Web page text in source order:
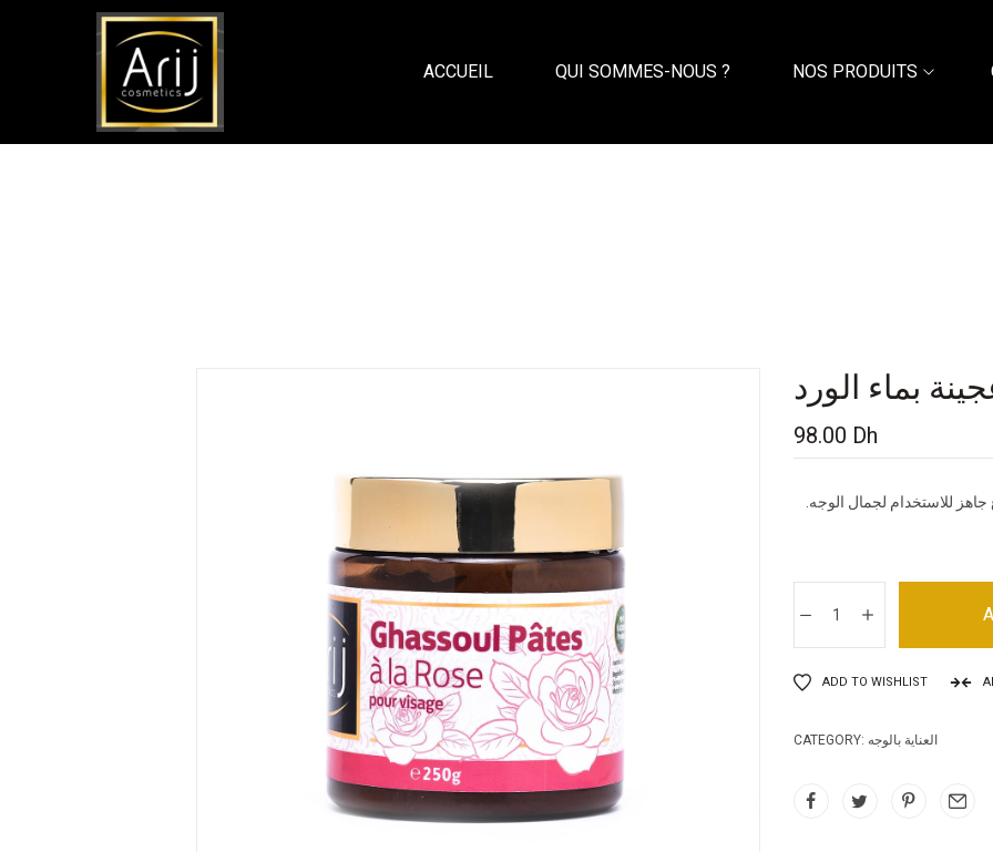
ACCUEIL QUI SOMMES-NOUS ? NOS PRODUITS
بماء الورد
98.00 Dh
إنه قناع جاهز للاستخدام لجمال الوجه.
ADD TO WISHLIST
CATEGORY: العناية بالوجه